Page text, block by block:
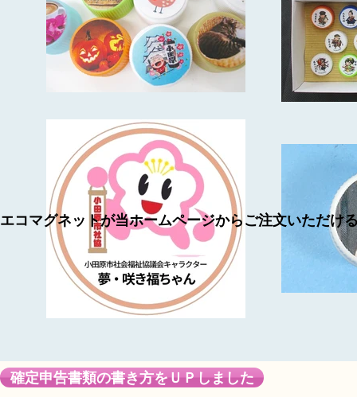
エコマグネットが当ホームページからご注文いただけ
確定申告書類の書き方をＵＰしました